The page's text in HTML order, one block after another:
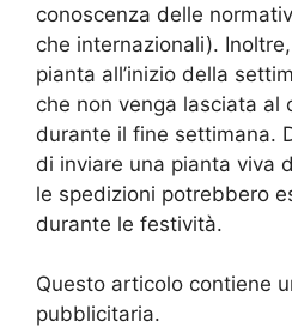
conoscenza delle
che internazionali).
pianta all’inizio della
che non venga lasciata al
durante il fine settimana.
di inviare una pianta viva
le spedizioni potrebbero
durante le festività.
Questo articolo contiene
pubblicitaria.